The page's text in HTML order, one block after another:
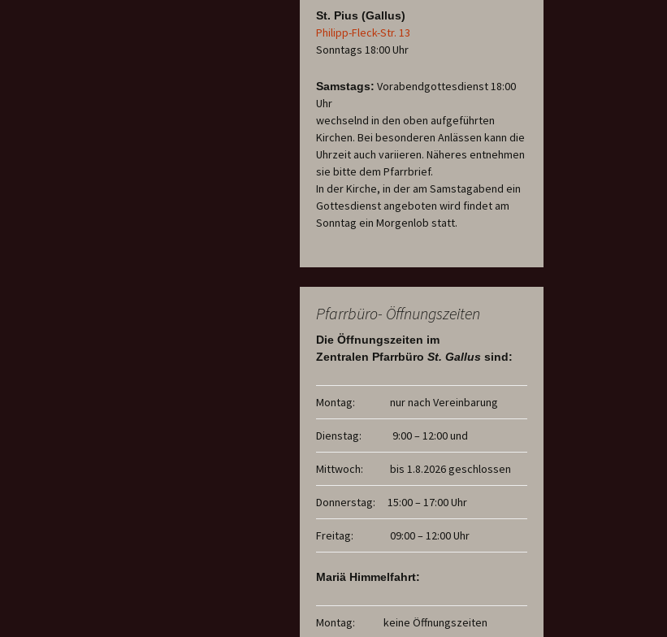
St. Pius (Gallus)
Philipp-Fleck-Str. 13
Sonntags 18:00 Uhr
Samstags: Vorabendgottesdienst 18:00
Uhr
wechselnd in den oben aufgeführten
Kirchen. Bei besonderen Anlässen kann die
Uhrzeit auch variieren. Näheres entnehmen
sie bitte dem Pfarrbrief.
In der Kirche, in der am Samstagabend ein
Gottesdienst angeboten wird findet am
Sonntag ein Morgenlob statt.
Pfarrbüro- Öffnungszeiten
Die Öffnungszeiten im
Zentralen Pfarrbüro St. Gallus sind:
Montag: nur nach Vereinbarung
Dienstag: 9:00 – 12:00 und
Mittwoch: bis 1.8.2026 geschlossen
Donnerstag: 15:00 – 17:00 Uhr
Freitag: 09:00 – 12:00 Uhr
Mariä Himmelfahrt:
Montag: keine Öffnungszeiten